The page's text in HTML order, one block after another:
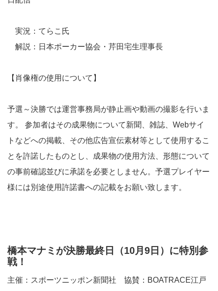
実況：てらこ氏
解説：日本ポーカー協会・芹田宅生理事長
【肖像権の使用について】
予選～決勝では運営事務局が静止画や動画の撮影を行いま
す。 参加者はその成果物について新聞、雑誌、Webサイ
トなどへの掲載、その他広告宣伝素材等として使用するこ
とを許諾したものとし、成果物の使用方法、形態について
の事前確認並びに承諾を必要としません。予選プレイヤー
様には別途使用許諾書への記載をお願い致します。
橋本マナミが決勝最終日（10月9日）に特別参
戦！
主催：スポーツニッポン新聞社 協賛：BOATRACE江戸